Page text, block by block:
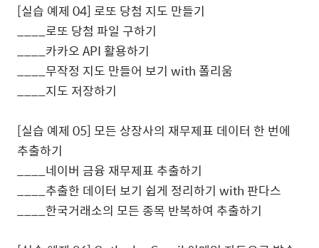
[실습 예제 04] 로또 당첨 지도 만들기
____로또 당첨 파일 구하기
____카카오API 활용하기
____무작정 지도 만들어 보기 with폴리움
____지도 저장하기
[실습 예제 05] 모든 상장사의 재무제표 데이터 한 번에
추출하기
____네이버 금융 재무제표 추출하기
____추출한 데이터 보기 쉽게 정리하기 with 판다스
____한국거래소의 모든 종목 반복하여 추출하기